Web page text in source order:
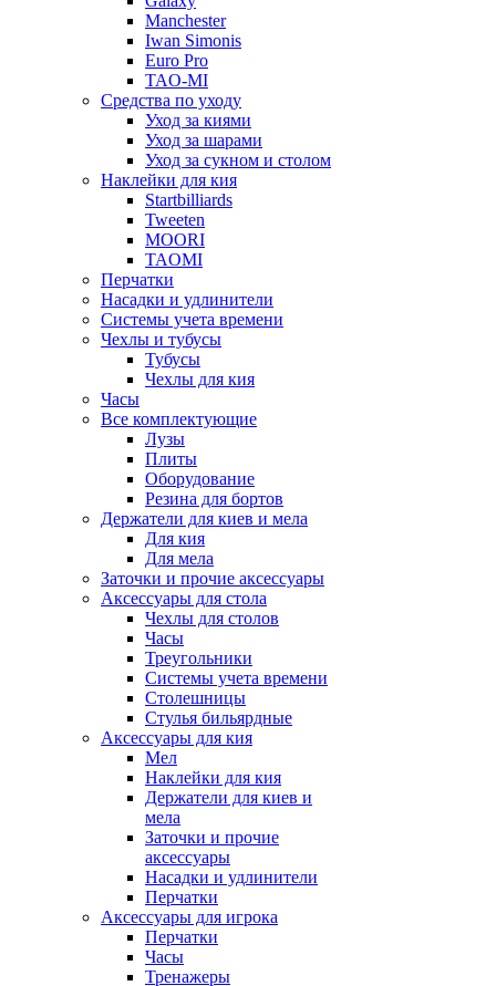
Manchester
Iwan Simonis
Euro Pro
TAO-MI
Средства по уходу
Уход за киями
Уход за шарами
Уход за сукном и столом
Наклейки для кия
Startbilliards
Tweeten
MOORI
TAOMI
Перчатки
Насадки и удлинители
Системы учета времени
Чехлы и тубусы
Тубусы
Чехлы для кия
Часы
Все комплектующие
Лузы
Плиты
Оборудование
Резина для бортов
Держатели для киев и мела
Для кия
Для мела
Заточки и прочие аксессуары
Аксессуары для стола
Чехлы для столов
Часы
Треугольники
Системы учета времени
Столешницы
Стулья бильярдные
Аксессуары для кия
Мел
Наклейки для кия
Держатели для киев и
мела
Заточки и прочие
аксессуары
Насадки и удлинители
Перчатки
Аксессуары для игрока
Перчатки
Часы
Тренажеры